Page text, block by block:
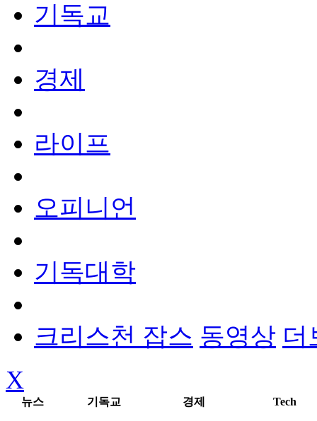
기독교
경제
라이프
오피니언
기독대학
크리스천 잡스 동영상 더
X
뉴스 기독교 경제 Tech